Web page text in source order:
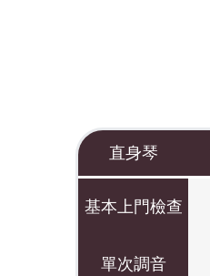
直身琴
基本上門檢查
單次調音